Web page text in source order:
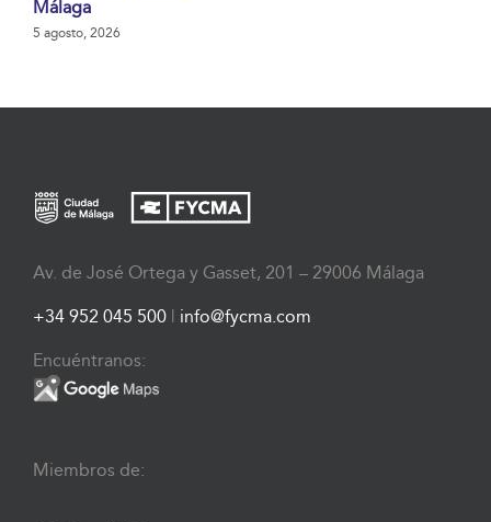
Málaga
5 agosto, 2026
Av. de José Ortega y Gasset, 201 – 29006 Málaga
+34 952 045 500 | info@fycma.com
Encuéntranos:
Miembros de: